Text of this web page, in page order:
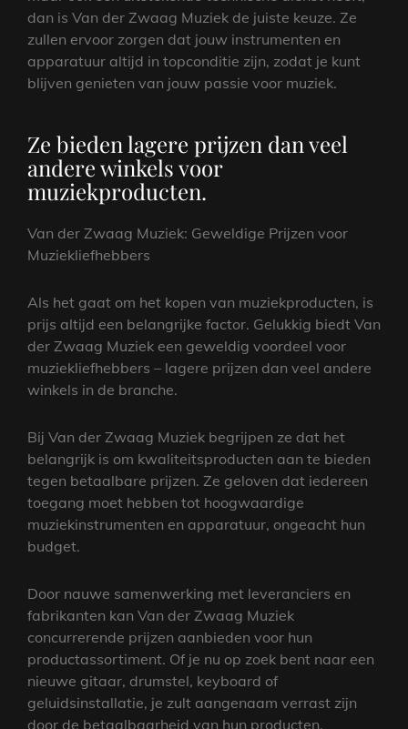
dan is Van der Zwaag Muziek de juiste keuze. Ze
zullen ervoor zorgen dat jouw instrumenten en
apparatuur altijd in topconditie zijn, zodat je kunt
blijven genieten van jouw passie voor muziek.
Ze bieden lagere prijzen dan veel
andere winkels voor
muziekproducten.
Van der Zwaag Muziek: Geweldige Prijzen voor
Muziekliefhebbers
Als het gaat om het kopen van muziekproducten, is
prijs altijd een belangrijke factor. Gelukkig biedt Van
der Zwaag Muziek een geweldig voordeel voor
muziekliefhebbers – lagere prijzen dan veel andere
winkels in de branche.
Bij Van der Zwaag Muziek begrijpen ze dat het
belangrijk is om kwaliteitsproducten aan te bieden
tegen betaalbare prijzen. Ze geloven dat iedereen
toegang moet hebben tot hoogwaardige
muziekinstrumenten en apparatuur, ongeacht hun
budget.
Door nauwe samenwerking met leveranciers en
fabrikanten kan Van der Zwaag Muziek
concurrerende prijzen aanbieden voor hun
productassortiment. Of je nu op zoek bent naar een
nieuwe gitaar, drumstel, keyboard of
geluidsinstallatie, je zult aangenaam verrast zijn
door de betaalbaarheid van hun producten.